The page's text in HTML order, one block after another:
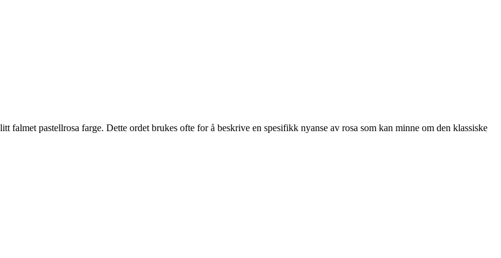
falmet pastellrosa farge. Dette ordet brukes ofte for å beskrive en spesifikk nyanse av rosa som kan minne om den klassiske